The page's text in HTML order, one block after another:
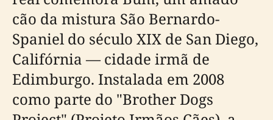
cão da mistura São Bernardo-
Spaniel do século XIX de San Diego,
Califórnia — cidade irmã de
Edimburgo. Instalada em 2008
como parte do "Brother Dogs